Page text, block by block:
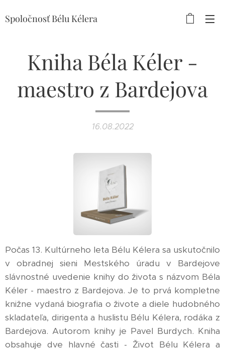
Spoločnosť Bélu Kélera
Kniha Béla Kéler -
maestro z Bardejova
16.08.2022
Počas 13. Kultúrneho leta Bélu Kélera sa uskutočnilo
v obradnej sieni Mestského úradu v Bardejove
slávnostné uvedenie knihy do života s názvom Béla
Kéler - maestro z Bardejova. Je to prvá kompletne
knižne vydaná biografia o živote a diele hudobného
skladateľa, dirigenta a huslistu Bélu Kélera, rodáka z
Bardejova. Autorom knihy je Pavel Burdych. Kniha
obsahuje dve hlavné časti - Život Bélu Kélera a